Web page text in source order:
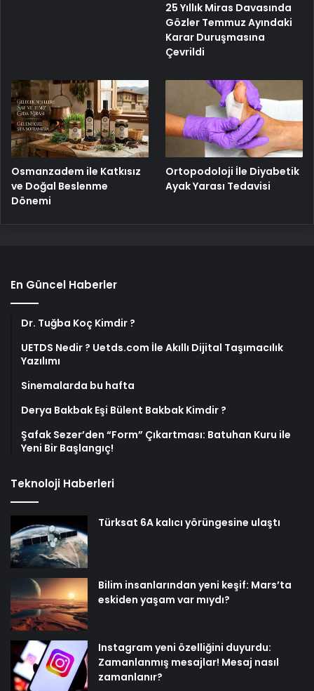
25 Yıllık Miras Davasında
Gözler Temmuz Ayındaki
Karar Duruşmasına
Çevrildi
Osmanzadem ile Katkısız
ve Doğal Beslenme
Dönemi
Ortopodoloji İle Diyabetik
Ayak Yarası Tedavisi
En Güncel Haberler
Dr. Tuğba Koç Kimdir ?
UETDS Nedir ? Uetds.com İle Akıllı Dijital Taşımacılık
Yazılımı
Sinemalarda bu hafta
Derya Bakbak Eşi Bülent Bakbak Kimdir ?
Şafak Sezer’den “Form” Çıkartması: Batuhan Kuru ile
Yeni Bir Başlangıç!
Teknoloji Haberleri
Türksat 6A kalıcı yörüngesine ulaştı
Bilim insanlarından yeni keşif: Mars’ta
eskiden yaşam var mıydı?
Instagram yeni özelliğini duyurdu:
Zamanlanmış mesajlar! Mesaj nasıl
zamanlanır?